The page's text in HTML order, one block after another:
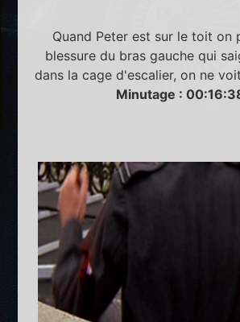
Quand Peter est sur le toit on
blessure du bras gauche qui
dans la cage d'escalier, on ne
Minutage :